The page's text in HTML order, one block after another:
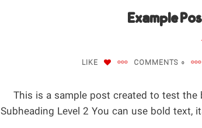
Example
0 COMMENTS
LIKE
This is a sample post created to test
Subheading Level 2 You can use bold